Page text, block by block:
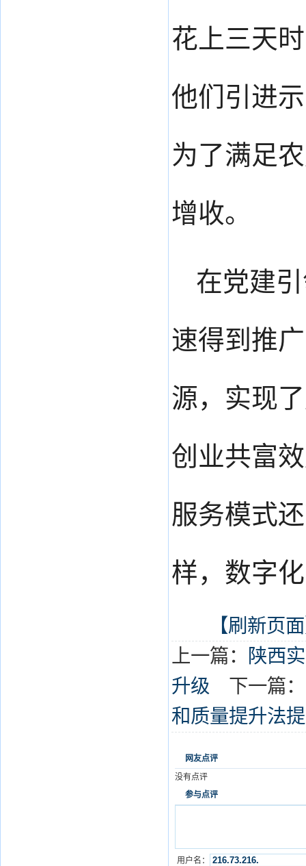
花上三天
他们引进
为了满足
增收。
在党建
速得到推
源，实现
创业共富
服务模式
样，数字
【刷新页
上一篇：
陕西
升级 下一篇：
和质量提升法
网友点评
没有点评
参与点评
用户名：